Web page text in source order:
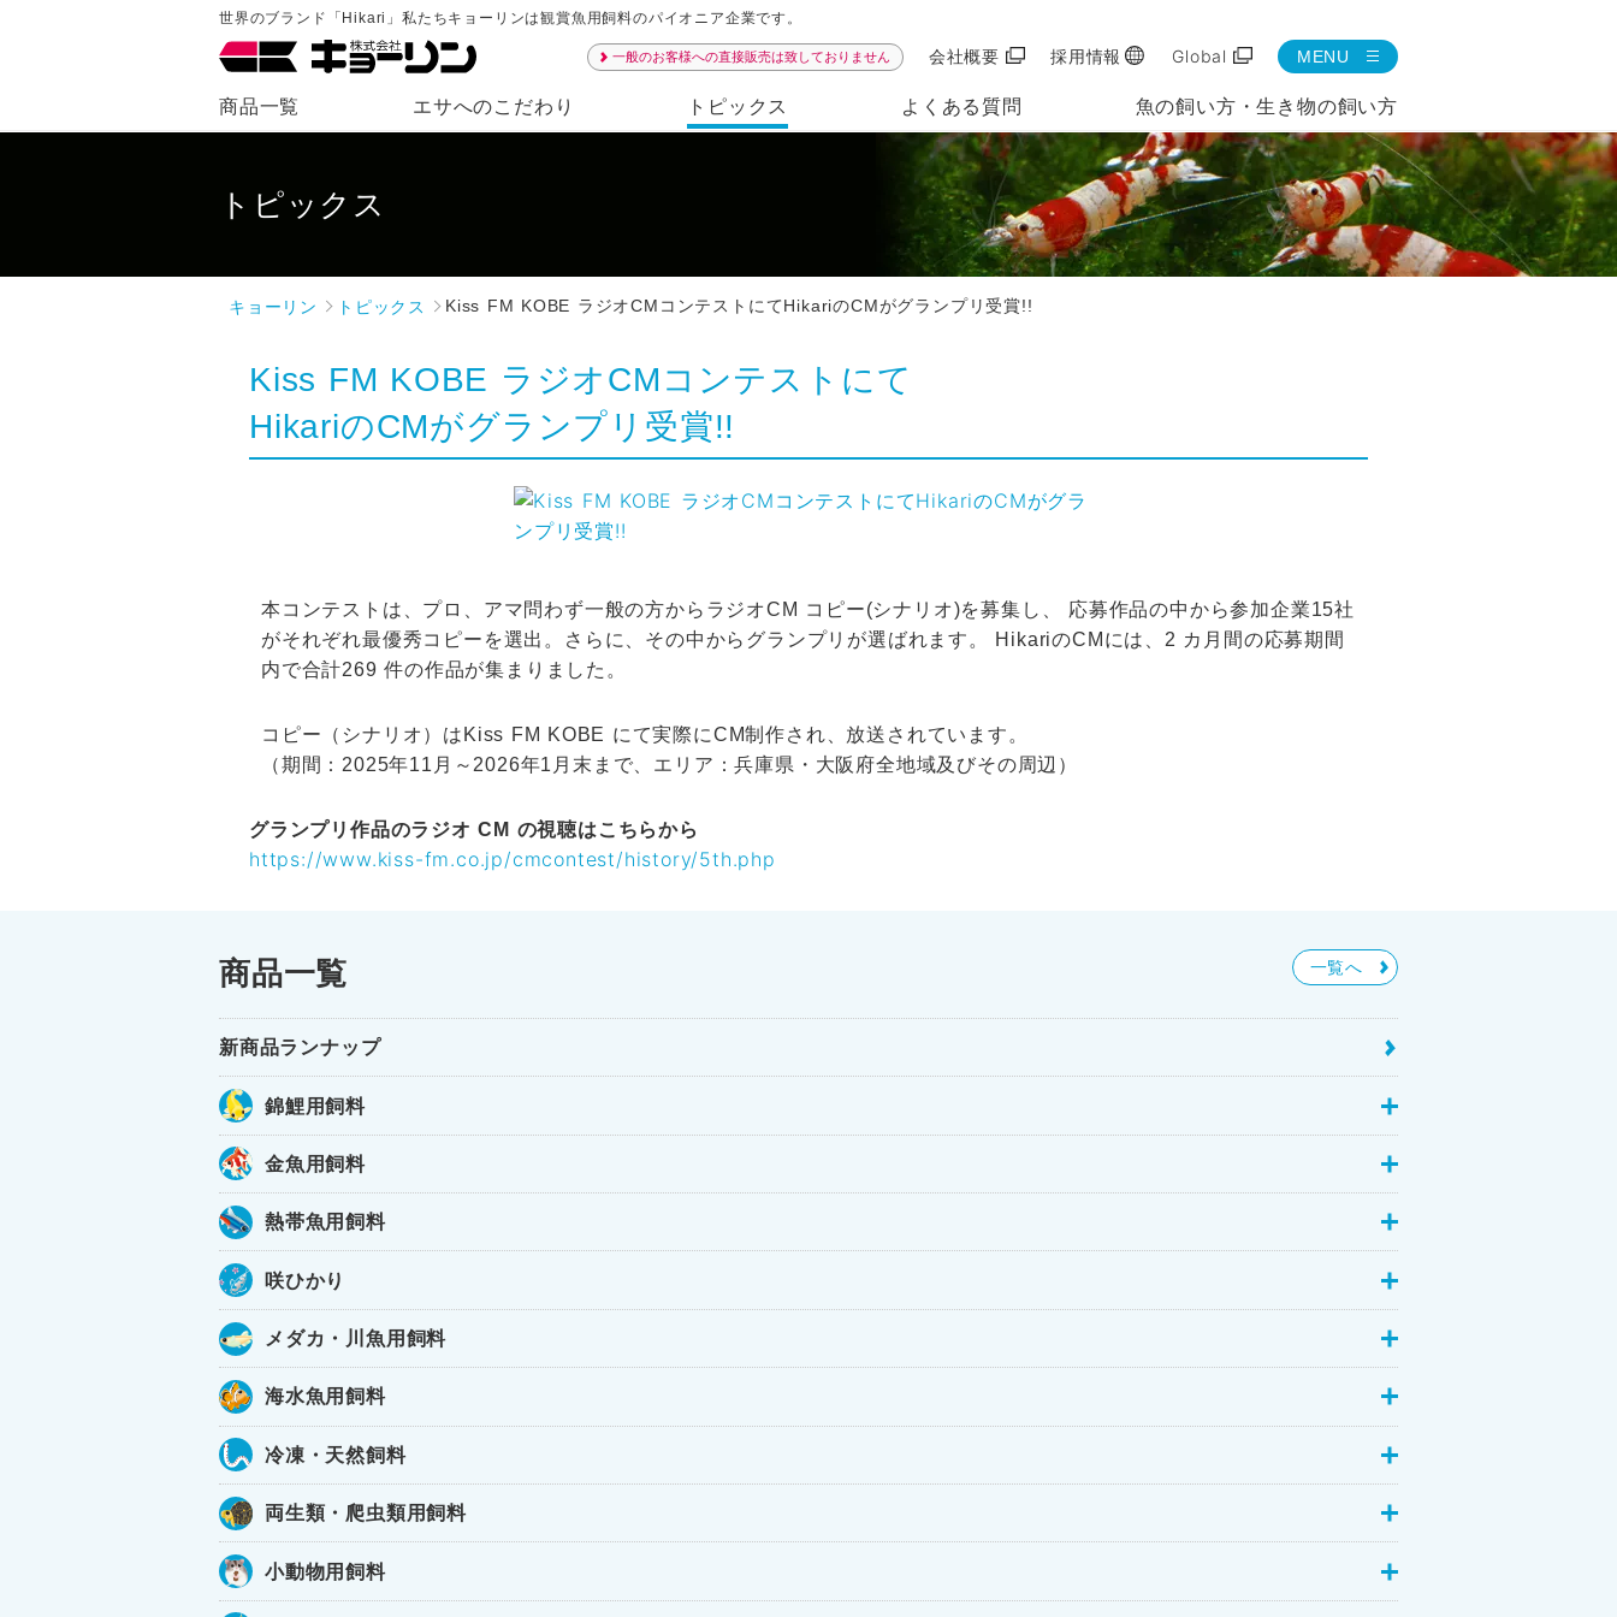
世界のブランド「Hikari」私たちキョーリンは観賞魚用飼料のパイオニア企業です。
一般のお客様への直接販売は致しておりません 会社概要 採用情報 Global MENU
商品一覧 エサへのこだわり トピックス よくある質問 魚の飼い方・生き物の飼い方
トピックス
キョーリン トピックス Kiss FM KOBE ラジオCMコンテストにてHikariのCMがグランプリ受賞!!
Kiss FM KOBE ラジオCMコンテストにて
HikariのCMがグランプリ受賞!!
本コンテストは、プロ、アマ問わず一般の方からラジオCM コピー(シナリオ)を募集し、 応募作品の中から参加企業15社
がそれぞれ最優秀コピーを選出。さらに、その中からグランプリが選ばれます。 HikariのCMには、2 カ月間の応募期間
内で合計269 件の作品が集まりました。
コピー（シナリオ）はKiss FM KOBE にて実際にCM制作され、放送されています。
（期間：2025年11月～2026年1月末まで、エリア：兵庫県・大阪府全地域及びその周辺）
グランプリ作品のラジオ CM の視聴はこちらから
https://www.kiss-fm.co.jp/cmcontest/history/5th.php
商品一覧 一覧へ
新商品ランナップ
錦鯉用飼料
金魚用飼料
熱帯魚用飼料
咲ひかり
メダカ・川魚用飼料
海水魚用飼料
冷凍・天然飼料
両生類・爬虫類用飼料
小動物用飼料